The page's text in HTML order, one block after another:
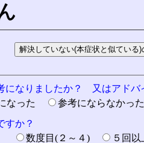
になりましたか？ 又はアドバ
なった
参考にならなか
すか？
数度目(２～４) ５回